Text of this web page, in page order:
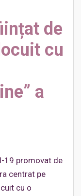
de
cu
a
19 promovat de
centrat pe
cu o